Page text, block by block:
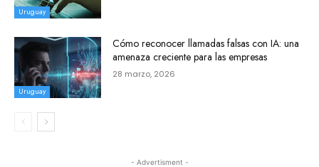
Uruguay
Uruguay
Cómo reconocer llamadas falsas con IA: una
amenaza creciente para las empresas
28 marzo, 2026
- Advertisment -